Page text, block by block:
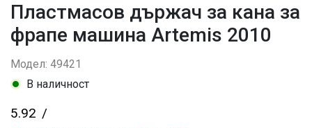
Пластмасов държач за кана за
фрапе машина Artemis 2010
Модел: 49421
В наличност
/
5.92